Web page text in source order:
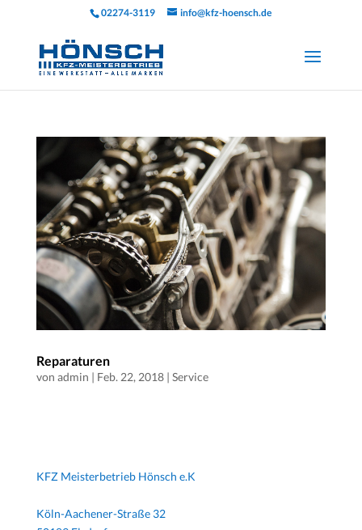
02274-3119 info@kfz-hoensch.de
Reparaturen
von admin | Feb. 22, 2018| Service
KFZ Meisterbetrieb Hönsch e.K
Köln-Aachener-Straße 32